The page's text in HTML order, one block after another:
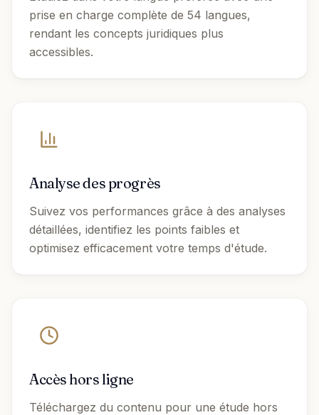
prise en charge complète de 54 langues,
rendant les concepts juridiques plus
accessibles.
Analyse des progrès
Suivez vos performances grâce à des analyses
détaillées, identifiez les points faibles et
optimisez efficacement votre temps d'étude.
Accès hors ligne
Téléchargez du contenu pour une étude hors